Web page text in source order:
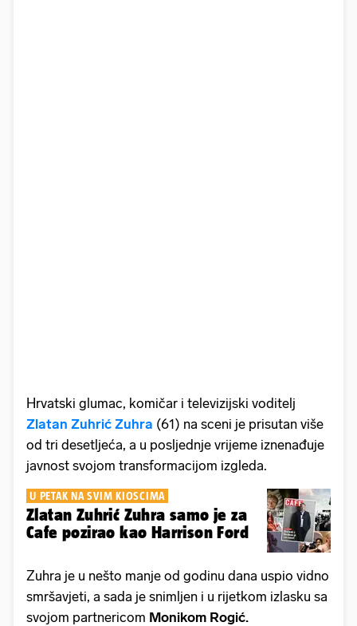
Hrvatski glumac, komičar i televizijski voditelj
Zlatan Zuhrić Zuhra (61) na sceni je prisutan više
od tri desetljeća, a u posljednje vrijeme iznenađuje
javnost svojom transformacijom izgleda.
U PETAK NA SVIM KIOSCIMA
Zlatan Zuhrić Zuhra samo je za
Cafe pozirao kao Harrison Ford
Zuhra je u nešto manje od godinu dana uspio vidno
smršavjeti, a sada je snimljen i u rijetkom izlasku sa
svojom partnericom Monikom Rogić.